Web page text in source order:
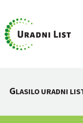
GLASILO URADNI